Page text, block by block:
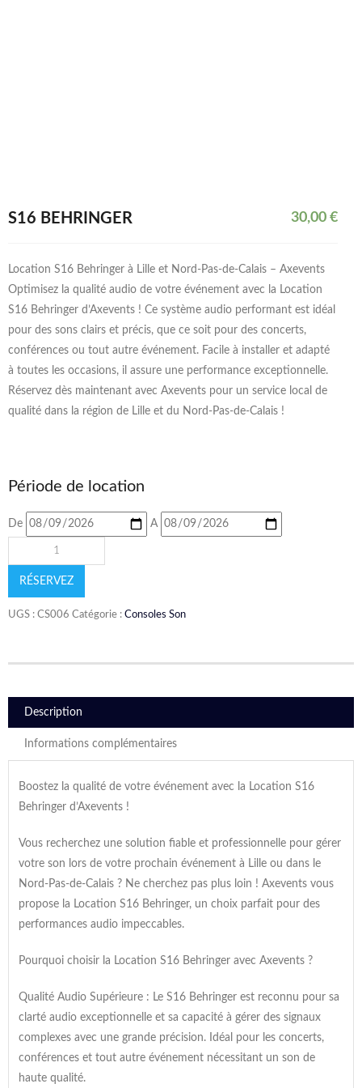
S16 BEHRINGER 30,00 €
Location S16 Behringer à Lille et Nord-Pas-de-Calais – Axevents
Optimisez la qualité audio de votre événement avec la Location
S16 Behringer d’Axevents ! Ce système audio performant est idéal
pour des sons clairs et précis, que ce soit pour des concerts,
conférences ou tout autre événement. Facile à installer et adapté
à toutes les occasions, il assure une performance exceptionnelle.
Réservez dès maintenant avec Axevents pour un service local de
qualité dans la région de Lille et du Nord-Pas-de-Calais !
Période de location
De A
RÉSERVEZ
UGS : CS006 Catégorie : Consoles Son
Description
Informations complémentaires
Boostez la qualité de votre événement avec la Location S16
Behringer d’Axevents !
Vous recherchez une solution fiable et professionnelle pour gérer
votre son lors de votre prochain événement à Lille ou dans le
Nord-Pas-de-Calais ? Ne cherchez pas plus loin ! Axevents vous
propose la Location S16 Behringer, un choix parfait pour des
performances audio impeccables.
Pourquoi choisir la Location S16 Behringer avec Axevents ?
Qualité Audio Supérieure : Le S16 Behringer est reconnu pour sa
clarté audio exceptionnelle et sa capacité à gérer des signaux
complexes avec une grande précision. Idéal pour les concerts,
conférences et tout autre événement nécessitant un son de
haute qualité.